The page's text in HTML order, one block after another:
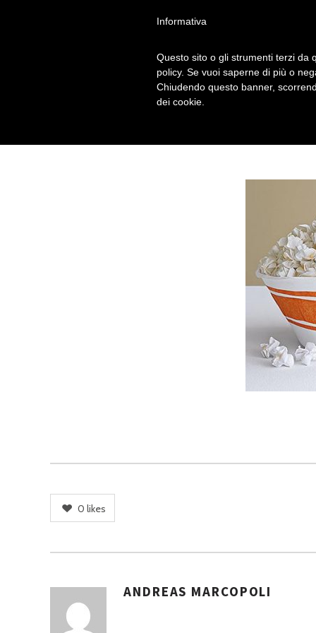
CARTA 2
0 likes
A
ANDREAS MARCOPOLI
Informativa
Questo sito o gli strumenti terzi da
policy. Se vuoi saperne di più o
Chiudendo questo banner,
dei cookie.